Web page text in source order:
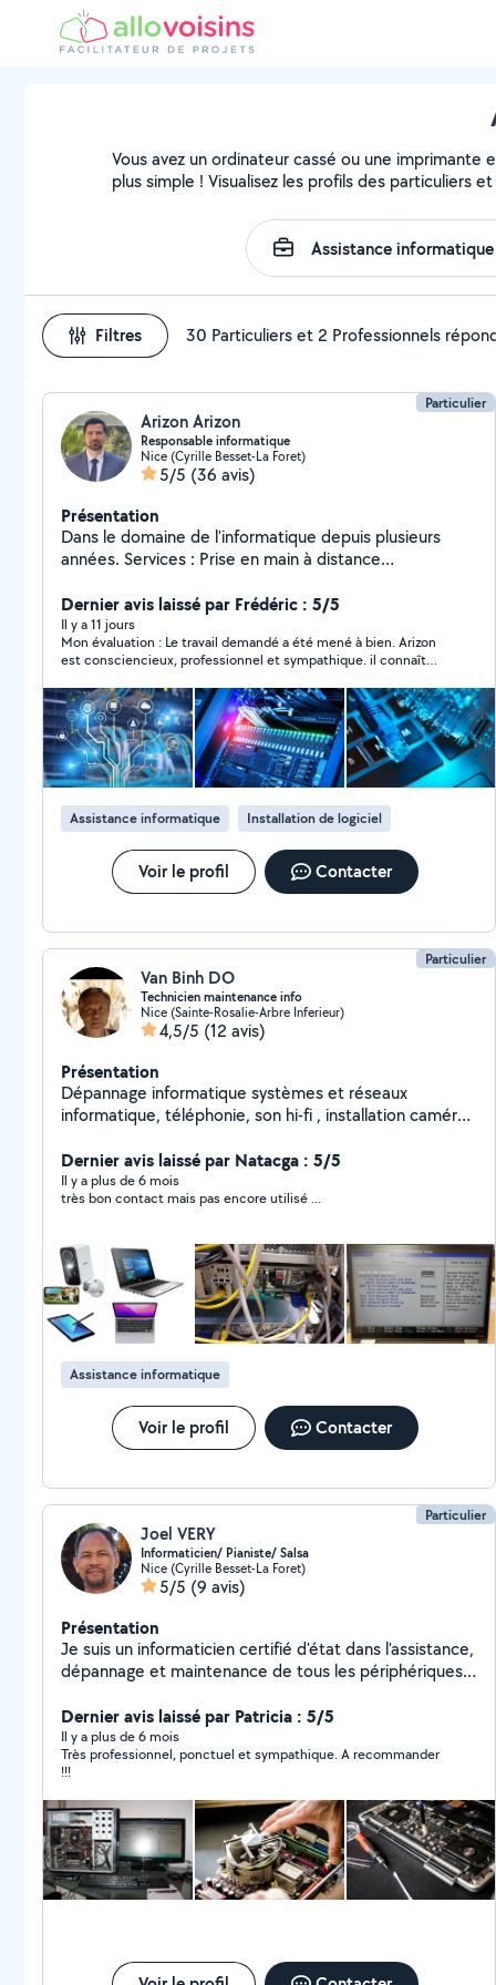
Vous avez un ordinateur cassé ou une
plus simple ! Visualisez les profils des particuliers
Filtres 30 Particuliers et 2 Professionnels
Particulier
Arizon Arizon
Responsable informatique
Nice (Cyrille Besset-La Foret)
5/5 (36 avis)
Présentation
Dans le domaine de l'informatique depuis plusieurs
années. Services : Prise en main à distance
Problèmes réseaux (internet, wifi) Imprimante
Ordinateur fixe et portable (Windows / Mac) Levée de
doute et nettoyage en cas d'intrusion (virus,
ransomware, spyware) Mises à jour Systèmes et
application Sécurisation du réseau et des équipements
connectés Formation concernant la bonne utilisation
des équipements (ordinateur, imprimante, logiciels)
Activation de la suite office 365 Pourquoi me choisir :
Prix clair Intervention rapide Solution adaptée selon la
problématique rencontrée
Dernier avis laissé par Frédéric : 5/5
Il y a 11 jours
Mon évaluation : Le travail demandé a été mené à bien. Arizon
est consciencieux, professionnel et sympathique. il connaît
prestations informatiques.
Assistance informatique Installation de logiciel
Voir le profil Contacter
Particulier
Van Binh DO
Technicien maintenance info
Nice (Sainte-Rosalie-Arbre Inferieur)
4,5/5 (12 avis)
Présentation
Dépannage informatique systèmes et réseaux
informatique, téléphonie, son hi-fi , installation caméra
Dernier avis laissé par Natacga : 5/5
Il y a plus de 6 mois
très bon contact mais pas encore utilisé ...
Assistance informatique
Voir le profil Contacter
Particulier
Joel VERY
Informaticien/ Pianiste/ Salsa
Nice (Cyrille Besset-La Foret)
5/5 (9 avis)
Présentation
Je suis un informaticien certifié d'état dans l'assistance,
dépannage et maintenance de tous les périphériques
**************************************************************
************************************** Dépannage /
Assistance / Cours /Hardware / Software / Formatage /
Installation / Nettoyage / Récupération de données /
Montage PC / Conseils /
**************************************************************
************************************** En tant qu'auteur -
compositeur et arrangeur (membre de la SACEM), je
dispense également des cours de piano et de danses
Dernier avis laissé par Patricia : 5/5
Il y a plus de 6 mois
Très professionnel, ponctuel et sympathique. A recommander
!!!